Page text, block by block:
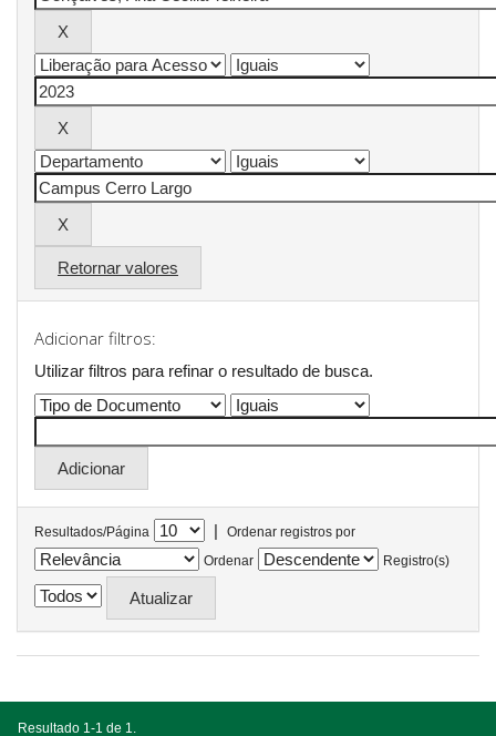
Retornar valores
Adicionar filtros:
Utilizar filtros para refinar o resultado de busca.
Resultados/Página |
Ordenar registros por
Ordenar
Registro(s)
Resultado 1-1 de 1.